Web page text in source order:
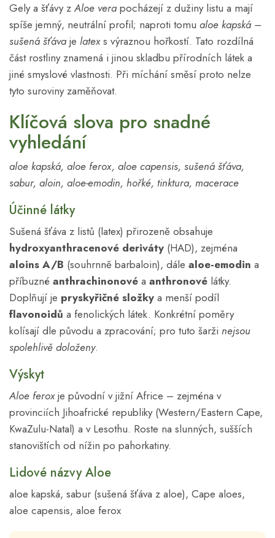
Gely a šťávy zAloe vera pocházejí z dužiny listu a mají
spíše jemný, neutrální profil; naproti tomu aloe kapská –
sušená šťáva je latexs výraznou hořkostí. Tato rozdílná
část rostliny znamená i jinou skladbu přírodních látek a
jiné smyslové vlastnosti. Při míchání směsí proto nelze
tyto suroviny zaměňovat.
Klíčová slova pro snadné
vyhledání
aloe kapská, aloe ferox, aloe capensis, sušená šťáva,
sabur, aloin, aloe-emodin, hořké, tinktura, macerace
Účinné látky
Sušená šťáva z listů (latex) přirozeně obsahuje
hydroxyanthracenové deriváty (HAD), zejména
aloins A/B (souhrnně barbaloin), dále aloe-emodin a
příbuzné anthrachinonové a anthronové látky.
Doplňují je pryskyřičné složky a menší podíl
flavonoidů a fenolických látek. Konkrétní poměry
kolísají dle původu a zpracování; pro tuto šarži nejsou
spolehlivě doloženy.
Výskyt
Aloe feroxje původní v jižní Africe – zejména v
provinciích Jihoafrické republiky (Western/Eastern Cape,
KwaZulu-Natal) a v Lesothu. Roste na slunných, sušších
stanovištích od nížin po pahorkatiny.
Lidové názvy Aloe
aloe kapská, sabur (sušená šťáva z aloe), Cape aloes,
aloe capensis, aloe ferox